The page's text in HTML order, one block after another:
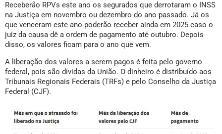
Receberão RPVs este ano os segurados que derrotaram o INSS
na Justiça em novembro ou dezembro do ano passado. Já os
que venceram este ano poderão receber ainda em 2025 caso o
juiz da causa dê a ordem de pagamento até outubro. Depois
disso, os valores ficam para o ano que vem.
A liberação dos valores a serem pagos é feita pelo governo
federal, pois são dívidas da União. O dinheiro é distribuído aos
Tribunais Regionais Federais (TRFs) e pelo Conselho da Justiça
Federal (CJF).